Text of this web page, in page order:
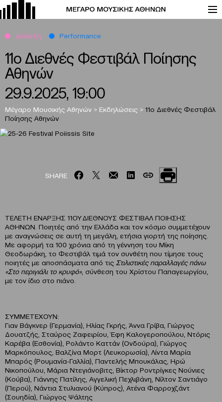
11ο Διεθνές Φεστιβάλ Ποίησης
Αθηνών
29.9.2025, 19:00
Μέγαρο Μουσικής Αθηνών > Εκδηλώσεις > 11ο Διεθνές Φεστιβάλ
Ποίησης Αθηνών
Διάλεξη Performance
SHARE
ΤΕΛΕΤΗ ΕΝΑΡΞΗΣ 11ΟΥ ΔΙΕΘΝΟΥΣ ΦΕΣΤΙΒΑΛ ΠΟΙΗΣΗΣ
ΑΘΗΝΩΝ. Ποιητές από την Ελλάδα και τον κόσμο συμμετέχουν
με αναγνώσεις σε αυτή τη μεγάλη, ετήσια γιορτή της ποίησης.
Με αφορμή τα 100 χρόνια από τη γέννηση του Μίκη
Θεοδωράκη, το Φεστιβάλ τιμά τον συνθέτη που τίμησε τους
ποιητές με αποσπάσματα από τις Στιλιστικές παραλλαγές πάνω
«Στο περιγιάλι το κρυφό», σύνθεση του Χρίστου Παπαγεωργίου,
με τον ίδιο στο πιάνο.
ΣΥΜΜΕΤΕΧΟΥΝ:
Γιαν Βάγκνερ (Γερμανία), Ηλίας Γκρής, Άννα Γρίβα, Γιώργος
Δουατζής, Σταύρος Ζαφειρίου, Έφη Καλογεροπούλου, Ντόρις
Καρέβα (Εσθονία), Ρολάντο Καττάν (Ονδούρα), Γιώργος
Μαρκόπουλος, Βαλζίνα Μορτ (Λευκορωσία), Λίντα Μαρία
Μπαρός (Ρουμανία-Γαλλία), Παντελής Μπουκάλας, Ηρώ
Νικοπούλου, Μάρια Ντεγιάνοβιτς, Βίκτορ Ροντρίγκες Νούνιες
(Κούβα), Γιάννης Πατίλης, Αγγελική Πεχλιβάνη, Νίλτον Σαντιάγο
(Περού), Νάντια Στυλιανού (Κύπρος), Ατένα Φαρροχζάντ
(Σουηδία), Γιώργος Ψάλτης